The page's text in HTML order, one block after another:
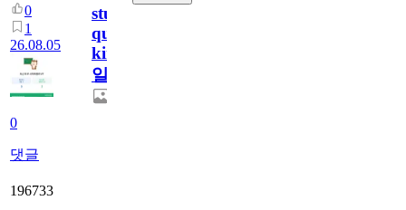
0
1
26.08.05
0
댓글
study
quiz
king774
일
196733